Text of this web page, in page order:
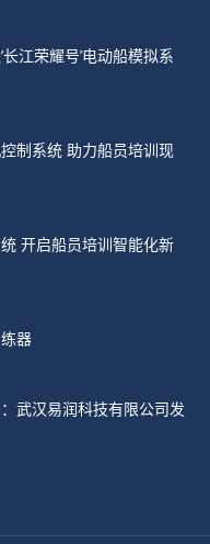
江荣耀号’电动船模拟系
制系统 助力船员培训现
开启船员培训智能化新
器
武汉易润科技有限公司发